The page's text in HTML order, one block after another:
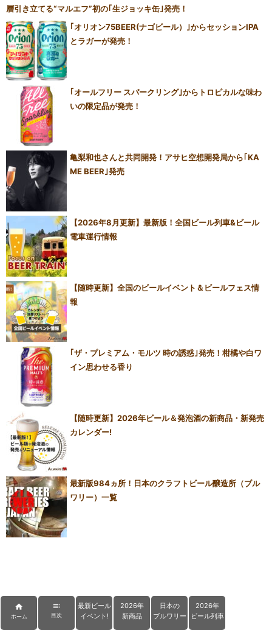
層引き立てる“マルエフ”初の｢生ジョッキ缶｣発売！
｢オリオン75BEER(ナゴビール）｣からセッションIPA
とラガーが発売！
｢オールフリー スパークリング｣からトロピカルな味わ
いの限定品が発売！
亀梨和也さんと共同開発！アサヒ空想開発局から｢KA
ME BEER｣発売
【2026年8月更新】最新版！全国ビール列車&ビール
電車運行情報
【随時更新】全国のビールイベント＆ビールフェス情
報
｢ザ・プレミアム・モルツ 時の誘惑｣発売！柑橘や白ワ
イン思わせる香り
【随時更新】2026年ビール＆発泡酒の新商品・新発売
カレンダー!
最新版984ヵ所！日本のクラフトビール醸造所（ブル
ワリー）一覧

ホーム

目次
最新ビール
イベント!
2026年
新商品
日本の
ブルワリー
2026年
ビール列車